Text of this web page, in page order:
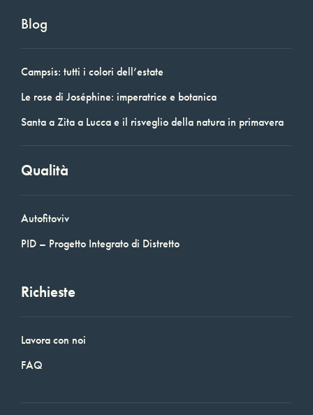
Blog
Campsis: tutti i colori dell’estate
Le rose di Joséphine: imperatrice e botanica
Santa a Zita a Lucca e il risveglio della natura in primavera
Qualità
Autofitoviv
PID – Progetto Integrato di Distretto
Richieste
Lavora con noi
FAQ